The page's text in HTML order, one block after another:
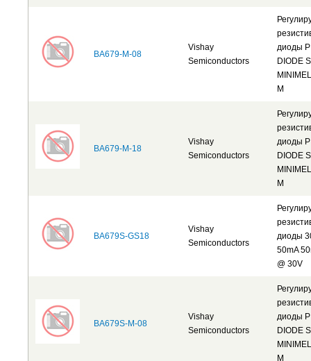
BA679-M-08
Vishay
Semiconductors
диоды
DIODE
M
BA679-M-18
Vishay
Semiconductors
диоды
DIODE
M
BA679S-GS18
Vishay
Semiconductors
диоды
50mA
@ 30V
BA679S-M-08
Vishay
Semiconductors
диоды
DIODE
M